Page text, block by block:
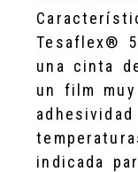
Tesaflex®
una cinta
un film
indicada